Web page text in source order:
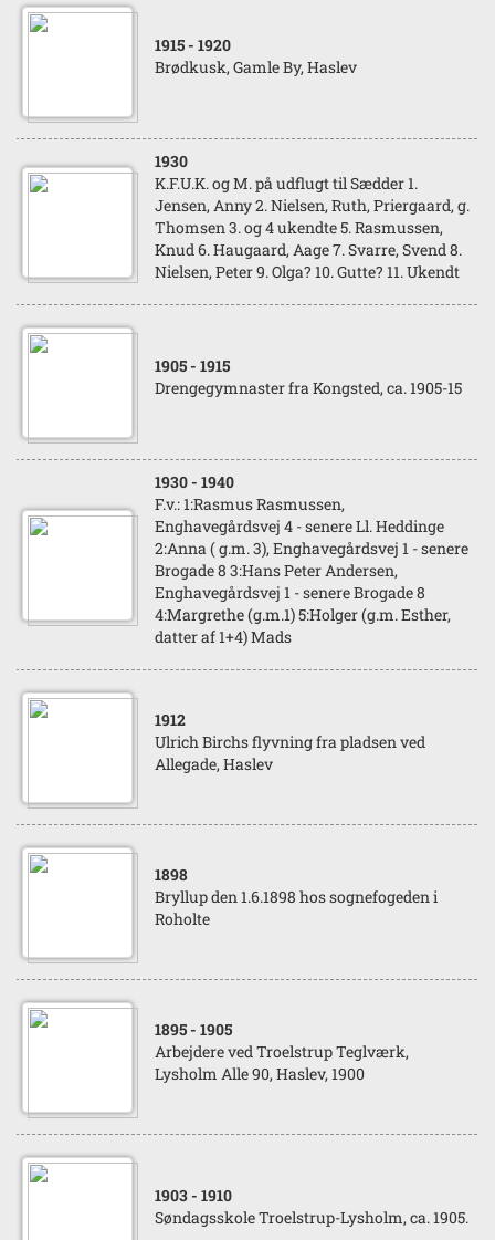
1915 - 1920
Brødkusk, Gamle By, Haslev
1930
K.F.U.K. og M. på udflugt til Sædder 1.
Jensen, Anny 2. Nielsen, Ruth, Priergaard, g.
Thomsen 3. og 4 ukendte 5. Rasmussen,
Knud 6. Haugaard, Aage 7. Svarre, Svend 8.
Nielsen, Peter 9. Olga? 10. Gutte? 11. Ukendt
1905 - 1915
Drengegymnaster fra Kongsted, ca. 1905-15
1930 - 1940
F.v.: 1:Rasmus Rasmussen,
Enghavegårdsvej 4 - senere Ll. Heddinge
2:Anna ( g.m. 3), Enghavegårdsvej 1 - senere
Brogade 8 3:Hans Peter Andersen,
Enghavegårdsvej 1 - senere Brogade 8
4:Margrethe (g.m.1) 5:Holger (g.m. Esther,
datter af 1+4) Mads
1912
Ulrich Birchs flyvning fra pladsen ved
Allegade, Haslev
1898
Bryllup den 1.6.1898 hos sognefogeden i
Roholte
1895 - 1905
Arbejdere ved Troelstrup Teglværk,
Lysholm Alle 90, Haslev, 1900
1903 - 1910
Søndagsskole Troelstrup-Lysholm, ca. 1905.